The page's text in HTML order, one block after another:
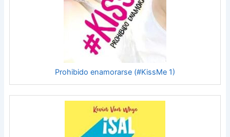
Prohibido enamorarse (#KissMe 1)